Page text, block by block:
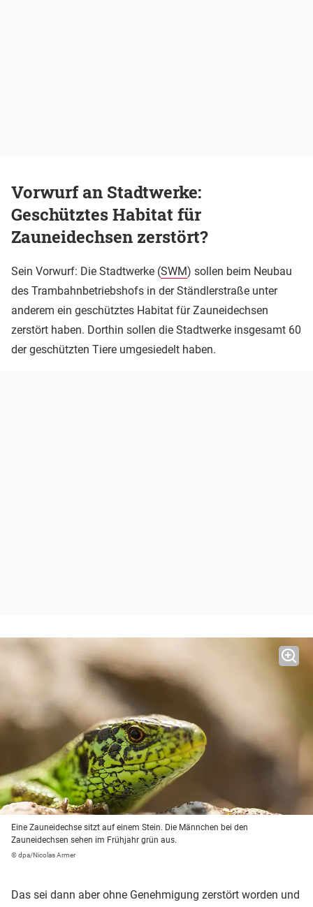
Vorwurf an Stadtwerke:
Geschütztes Habitat für
Zauneidechsen zerstört?
Sein Vorwurf: Die Stadtwerke (SWM) sollen beim Neubau
des Trambahnbetriebshofs in der Ständlerstraße unter
anderem ein geschütztes Habitat für Zauneidechsen
zerstört haben. Dorthin sollen die Stadtwerke insgesamt 60
der geschützten Tiere umgesiedelt haben.
Eine Zauneidechse sitzt auf einem Stein. Die Männchen bei den
Zauneidechsen sehen im Frühjahr grün aus.
© dpa/Nicolas Armer
Das sei dann aber ohne Genehmigung zerstört worden und